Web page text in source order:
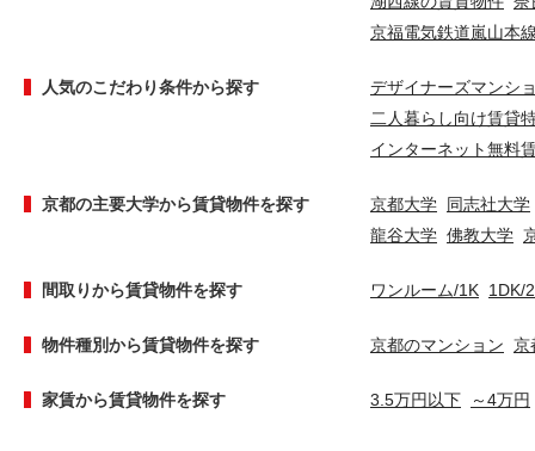
京福電気鉄道嵐山本
人気のこだわり条件から探す
デザイナーズマンシ
二人暮らし向け賃貸
インターネット無料
京都の主要大学から賃貸物件を探す 京都大学 同志社大学
龍谷大学 佛教大学
間取りから賃貸物件を探す ワンルーム/1K 1DK/
物件種別から賃貸物件を探す 京都のマンション 京
家賃から賃貸物件を探す 3.5万円以下 ～4万円